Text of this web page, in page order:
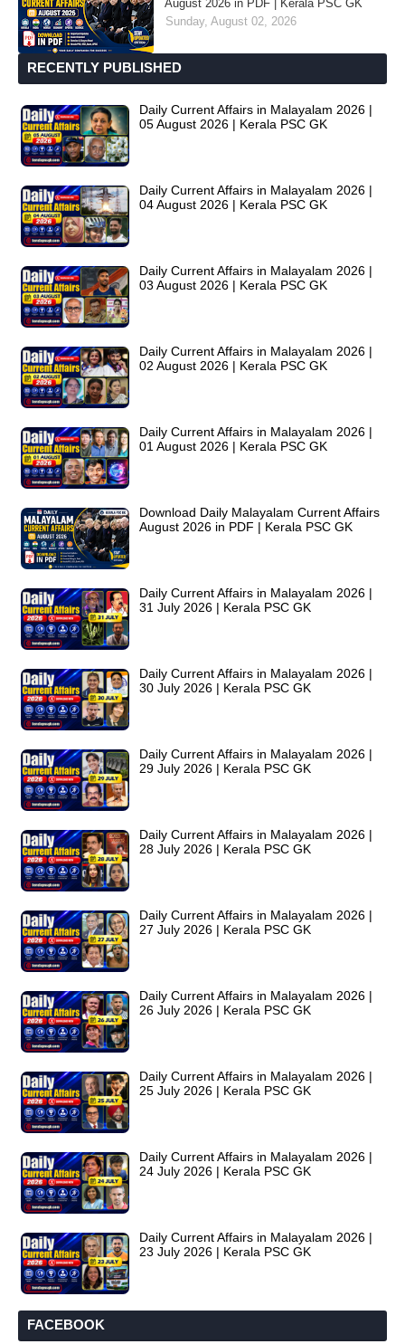
August 2026 in PDF | Kerala PSC GK
Sunday, August 02, 2026
RECENTLY PUBLISHED
Daily Current Affairs in Malayalam 2026 |
05 August 2026 | Kerala PSC GK
Daily Current Affairs in Malayalam 2026 |
04 August 2026 | Kerala PSC GK
Daily Current Affairs in Malayalam 2026 |
03 August 2026 | Kerala PSC GK
Daily Current Affairs in Malayalam 2026 |
02 August 2026 | Kerala PSC GK
Daily Current Affairs in Malayalam 2026 |
01 August 2026 | Kerala PSC GK
Download Daily Malayalam Current Affairs
August 2026 in PDF | Kerala PSC GK
Daily Current Affairs in Malayalam 2026 |
31 July 2026 | Kerala PSC GK
Daily Current Affairs in Malayalam 2026 |
30 July 2026 | Kerala PSC GK
Daily Current Affairs in Malayalam 2026 |
29 July 2026 | Kerala PSC GK
Daily Current Affairs in Malayalam 2026 |
28 July 2026 | Kerala PSC GK
Daily Current Affairs in Malayalam 2026 |
27 July 2026 | Kerala PSC GK
Daily Current Affairs in Malayalam 2026 |
26 July 2026 | Kerala PSC GK
Daily Current Affairs in Malayalam 2026 |
25 July 2026 | Kerala PSC GK
Daily Current Affairs in Malayalam 2026 |
24 July 2026 | Kerala PSC GK
Daily Current Affairs in Malayalam 2026 |
23 July 2026 | Kerala PSC GK
FACEBOOK